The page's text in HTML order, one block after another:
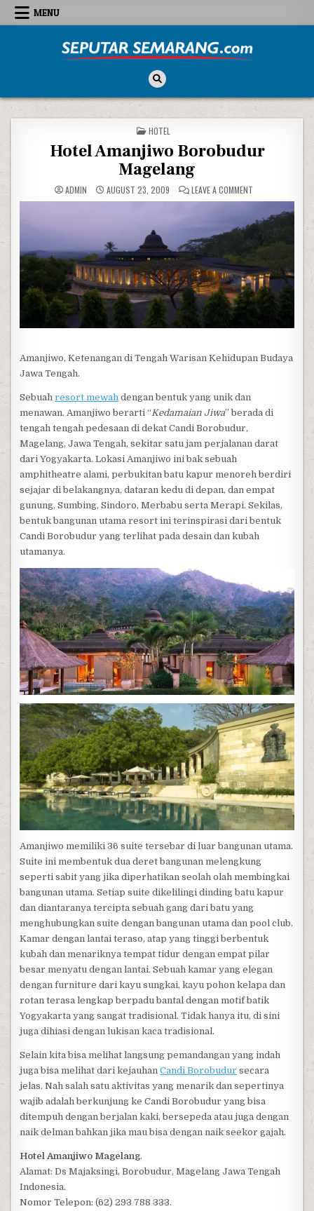
Skip to content
MENU
POSTED IN
HOTEL
Hotel Amanjiwo Borobudur
Magelang
ADMIN AUGUST 23, 2009 LEAVE A COMMENTON HOTEL
Amanjiwo, Ketenangan di Tengah Warisan Kehidupan Budaya
Jawa Tengah.
Sebuahresort mewah dengan bentuk yang unik dan
menawan. Amanjiwo berarti “ Kedamaian Jiwa” berada di
tengah tengah pedesaan di dekat Candi Borobudur,
Magelang, Jawa Tengah, sekitar satu jam perjalanan darat
dari Yogyakarta. Lokasi Amanjiwo ini bak sebuah
amphitheatre alami, perbukitan batu kapur menoreh berdiri
sejajar di belakangnya, dataran kedu di depan, dan empat
gunung, Sumbing, Sindoro, Merbabu serta Merapi. Sekilas,
bentuk bangunan utama resort ini terinspirasi dari bentuk
Candi Borobudur yang terlihat pada desain dan kubah
utamanya.
Amanjiwo memiliki 36 suite tersebar di luar bangunan utama.
Suite ini membentuk dua deret bangunan melengkung
seperti sabit yang jika diperhatikan seolah olah membingkai
bangunan utama. Setiap suite dikelilingi dinding batu kapur
dan diantaranya tercipta sebuah gang dari batu yang
menghubungkan suite dengan bangunan utama dan pool club.
Kamar dengan lantai teraso, atap yang tinggi berbentuk
kubah dan menariknya tempat tidur dengan empat pilar
besar menyatu dengan lantai. Sebuah kamar yang elegan
dengan furniture dari kayu sungkai, kayu pohon kelapa dan
rotan terasa lengkap berpadu bantal dengan motif batik
Yogyakarta yang sangat tradisional. Tidak hanya itu, di sini
juga dihiasi dengan lukisan kaca tradisional.
Selain kita bisa melihat langsung pemandangan yang indah
juga bisa melihat dari kejauhanCandi Borobudur secara
jelas. Nah salah satu aktivitas yang menarik dan sepertinya
wajib adalah berkunjung ke Candi Borobudur yang bisa
ditempuh dengan berjalan kaki, bersepeda atau juga dengan
naik delman bahkan jika mau bisa dengan naik seekor gajah.
Hotel Amanjiwo Magelang.
Alamat: Ds Majaksingi, Borobudur, Magelang Jawa Tengah
Indonesia.
Nomor Telepon: (62) 293 788 333.